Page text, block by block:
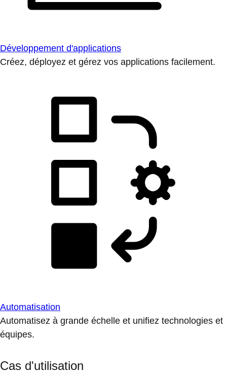
Développement d'applications
Créez, déployez et gérez vos applications facilement.
Automatisation
Automatisez à grande échelle et unifiez technologies et
équipes.
Cas d'utilisation